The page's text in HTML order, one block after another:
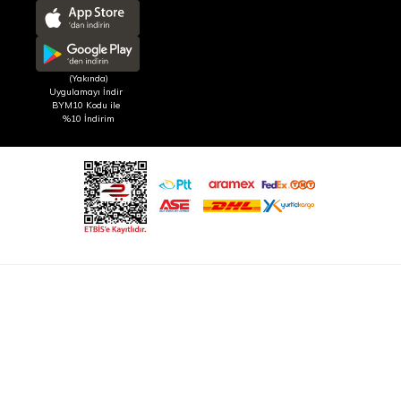
(Yakında)
Uygulamayı İndir
BYM10 Kodu ile
%10 İndirim